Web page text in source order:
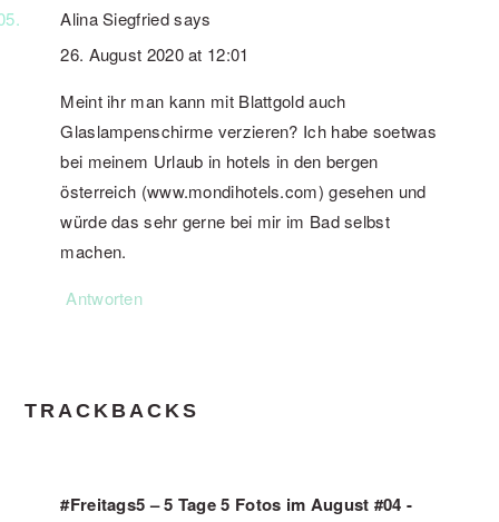
Alina Siegfried says
26. August 2020 at 12:01
Meint ihr man kann mit Blattgold auch
Glaslampenschirme verzieren? Ich habe soetwas
bei meinem Urlaub in hotels in den bergen
österreich (www.mondihotels.com) gesehen und
würde das sehr gerne bei mir im Bad selbst
machen.
Antworten
TRACKBACKS
#Freitags5 – 5 Tage 5 Fotos im August #04 -